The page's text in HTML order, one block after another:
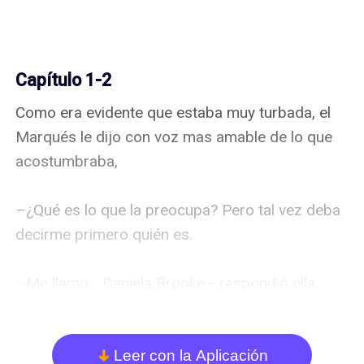
Capítulo 1-2
Como era evidente que estaba muy turbada, el
Marqués le dijo con voz mas amable de lo que
acostumbraba,
–¿Qué es lo que la preocupa? Pero tal vez deba
decirme primero quién es.
–¿Brooke?– murmuró el Marqués, pensando
que conocía a muchos Brooke.
arrow_down Leer con la Aplicación